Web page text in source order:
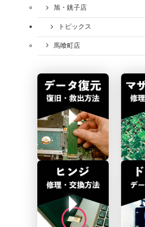
旭・銚子店
トピックス
馬喰町店